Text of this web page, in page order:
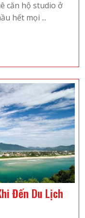
căn hộ studio ở
hết mọi ...
Đến Du Lịch